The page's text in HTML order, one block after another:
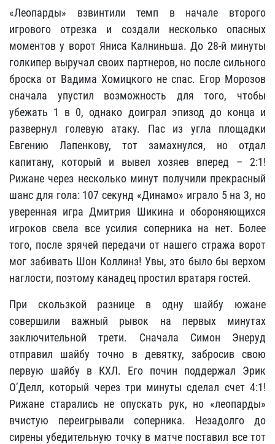
«Леопарды» взвинтили темп в начале второго
игрового отрезка и создали несколько опасных
моментов у ворот Яниса Калниньша. До 28-й минуты
голкипер выручал своих партнеров, но после сильного
броска от Вадима Хомицкого не спас. Егор Морозов
сначала упустил возможность для того, чтобы
убежать 1 в 0, однако доиграл эпизод до конца и
развернул голевую атаку. Пас из угла площадки
Евгению Лапенкову, тот замахнулся, но отдал
капитану, который и вывел хозяев вперед – 2:1!
Рижане через несколько минут получили прекрасный
шанс для гола: 107 секунд «Динамо» играло 5 на 3, но
уверенная игра Дмитрия Шикина и обороняющихся
игроков свела все усилия соперника на нет. Более
того, после зрячей передачи от нашего стража ворот
мог забивать Шон Коллинз! Увы, это было бы верхом
наглости, поэтому канадец простил вратаря гостей.
При скользкой разнице в одну шайбу южане
совершили важный рывок на первых минутах
заключительной трети. Сначала Симон Энеруд
отправил шайбу точно в девятку, забросив свою
первую шайбу в КХЛ. Его почин поддержал Эрик
О’Делл, который через три минуты сделал счет 4:1!
Рижане старались не опускать рук, но «леопарды»
вчистую переигрывали соперника. Незадолго до
сирены убедительную точку в матче поставил все тот